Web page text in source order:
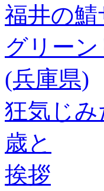
福井の
グリー
(兵庫県)
狂気じみ
歳と
挨拶